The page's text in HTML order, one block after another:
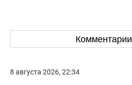
Комментарии
8 августа 2026, 22:34